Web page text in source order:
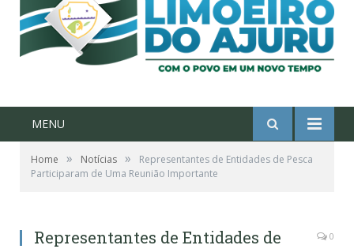
MENU
Home » Notícias »
Representantes de Entidades de Pesca
Participaram de Uma Reunião Importante
Representantes de Entidades de
0